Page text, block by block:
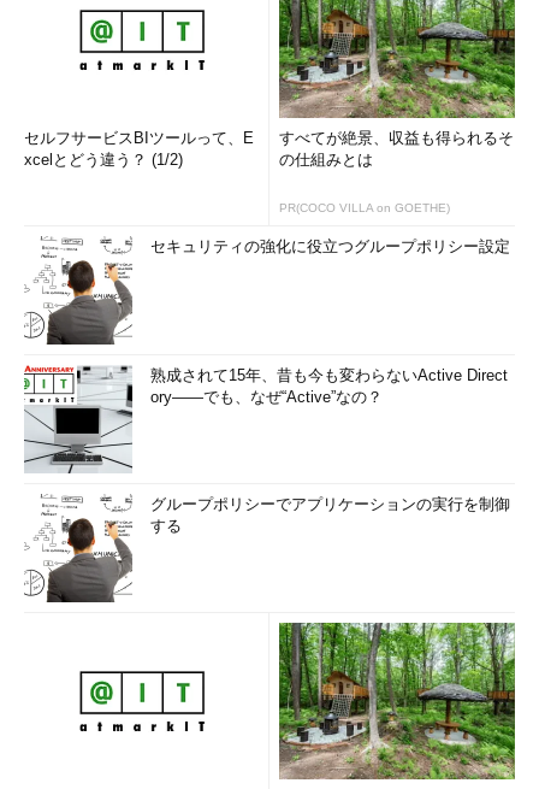
セルフサービスBIツールって、E
xcelとどう違う？ (1/2)
すべてが絶景、収益も得られるそ
の仕組みとは
PR(COCO VILLA on GOETHE)
セキュリティの強化に役立つグループポリシー設定
熟成されて15年、昔も今も変わらないActive Direct
ory――でも、なぜ“Active”なの？
グループポリシーでアプリケーションの実行を制御
する